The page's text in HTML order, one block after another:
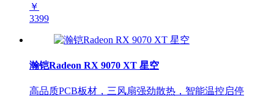
￥
3399
瀚铠Radeon RX 9070 XT 星空
高品质PCB板材，三风扇强劲散热，智能温控启停